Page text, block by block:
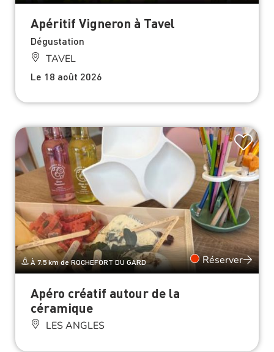
Apéritif Vigneron à Tavel
Dégustation
TAVEL
Le 18 août 2026
À 7.5 km de ROCHEFORT DU GARD Réserver
Apéro créatif autour de la
céramique
LES ANGLES